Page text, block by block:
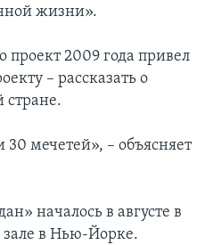
жизни».
проект 2009 года привел
– рассказать о
стране.
мечетей», – объясняет
началось в августе в
в Нью-Йорке.